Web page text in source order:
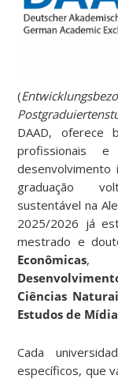
(
DAAD, oferece
profissionais
graduação
sustentável na
2025/2026 já
mestrado e
Econômicas,
Ciências
Estudos de Mídia
Cada
específicos, que